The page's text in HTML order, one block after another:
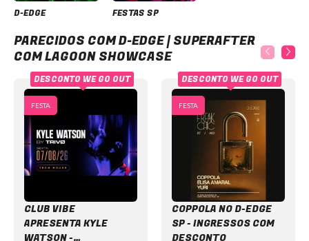
D-EDGE FESTAS SP
PARECIDOS COM D-EDGE | SUPERAFTER
COM LAGOON SHOWCASE
FESTA
CLUB VIBE
APRESENTA KYLE
WATSON -
DESCONTO WE GO OUT
FESTA
COPPOLA NO D-EDGE
SP - INGRESSOS COM
DESCONTO
DESCONTO WE GO OUT